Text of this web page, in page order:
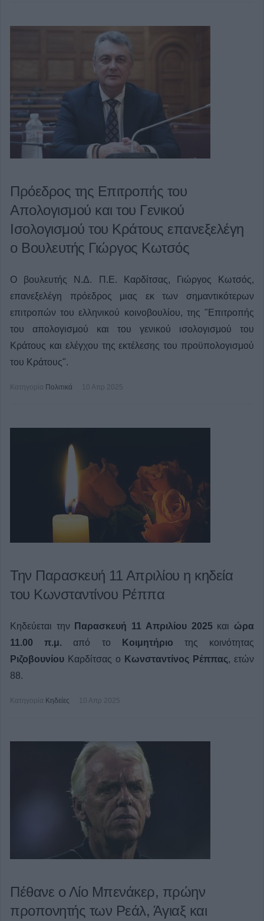
Πρόεδρος της Επιτροπής του
Aπολογισμού και του Γενικού
Ισολογισμού του Κράτους επανεξελέγη
ο Βουλευτής Γιώργος Κωτσός
Ο βουλευτής Ν.Δ. Π.Ε. Καρδίτσας, Γιώργος Κωτσός,
επανεξελέγη πρόεδρος μιας εκ των σημαντικότερων
επιτροπών του ελληνικού κοινοβουλίου, της "Επιτροπής
του απολογισμού και του γενικού ισολογισμού του
Κράτους και ελέγχου της εκτέλεσης του προϋπολογισμού
του Κράτους".
Κατηγορία Πολιτικά 10 Απρ 2025
Την Παρασκευή 11 Απριλίου η κηδεία
του Κωνσταντίνου Ρέππα
Κηδεύεται την Παρασκευή 11 Απριλίου 2025και ώρα
11.00 π.μ. από το Κοιμητήριο της κοινότητας
Ριζοβουνίου Καρδίτσας ο Κωνσταντίνος Ρέππας, ετών
88.
Κατηγορία Κηδείες 10 Απρ 2025
Πέθανε ο Λίο Μπενάκερ, πρώην
προπονητής των Ρεάλ, Άγιαξ και